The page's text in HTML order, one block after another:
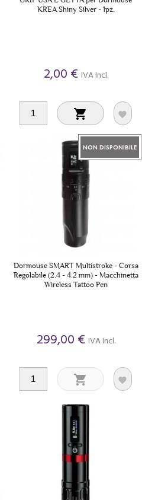
KREA Shiny Silver - 1pz.
2,00 € IVA Incl.
 
NON DISPONIBILE
Dormouse SMART Multistroke - Corsa
Regolabile (2.4 - 4.2 mm) - Macchinetta
Wireless Tattoo Pen
299,00 € IVA Incl.
 